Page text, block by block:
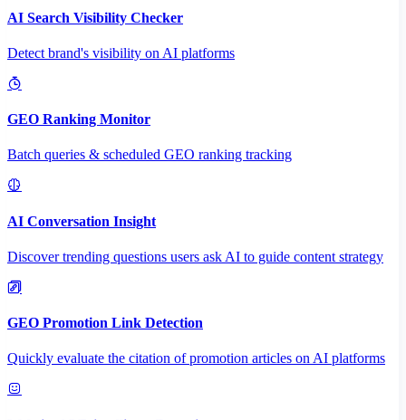
AI Search Visibility Checker
Detect brand's visibility on AI platforms
GEO Ranking Monitor
Batch queries & scheduled GEO ranking tracking
AI Conversation Insight
Discover trending questions users ask AI to guide content strategy
GEO Promotion Link Detection
Quickly evaluate the citation of promotion articles on AI platforms